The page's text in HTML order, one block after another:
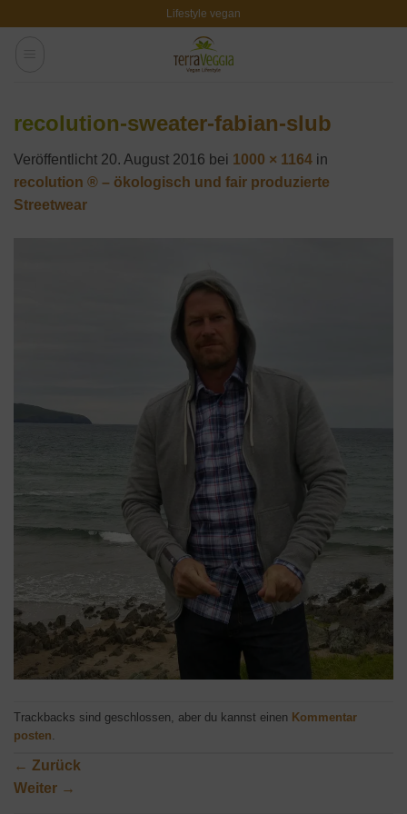
Lifestyle vegan
recolution-sweater-fabian-slub
Veröffentlicht 20. August 2016 bei 1000 × 1164 in
recolution ® – ökologisch und fair produzierte
Streetwear
Trackbacks sind geschlossen, aber du kannst einen Kommentar
posten
← Zurück
Weiter →